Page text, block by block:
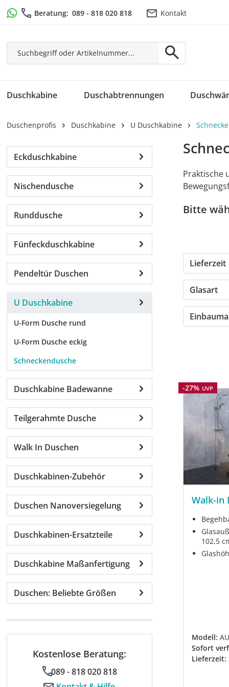
Hauptinhalt springen
Zur Suche springen
Zur Hauptnavigation springen
Beratung: 089 - 818 020 818 Kontakt
Duschkabine Duschabtrennungen
Duschenprofis Duschkabine U Duschkabine
Eckduschkabine
Nischendusche
Runddusche
Fünfeckduschkabine
Pendeltür Duschen
U Duschkabine
U-Form Dusche rund
U-Form Dusche eckig
Schneckendusche
Duschkabine Badewanne
Teilgerahmte Dusche
Walk In Duschen
Duschkabinen-Zubehör
Duschen Nanoversiegelung
Duschkabinen-Ersatzteile
Duschkabine Maßanfertigung
Duschen: Beliebte Größen
Kostenlose Beratung:
089 - 818 020 818
Praktische
Bitte
Lieferzeit
Glasart
Rabatt
-27% UVP
Walk-in
102,5
Modell:
Sofort
Lieferzeit: